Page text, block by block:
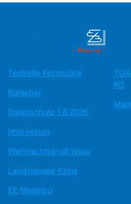
Testseite Formulare
Ratgeber
Datenschutz 1.6.2026
Impressum
Weihnachtsgruß hissu
Landingpage Klima
EE Medatsu
KG